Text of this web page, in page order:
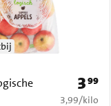
Prijs:
399
€ 3,99 per
3,99/kilo